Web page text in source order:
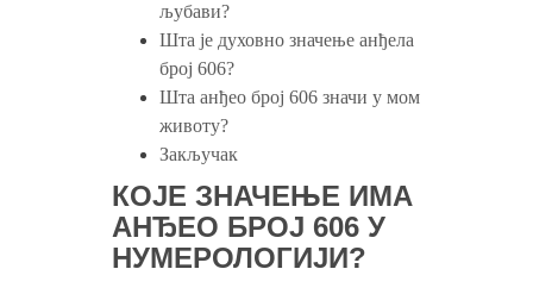
љубави?
Шта је духовно значење анђела
број 606?
Шта анђео број 606 значи у мом
животу?
Закључак
КОЈЕ ЗНАЧЕЊЕ ИМА
АНЂЕО БРОЈ 606 У
НУМЕРОЛОГИЈИ?